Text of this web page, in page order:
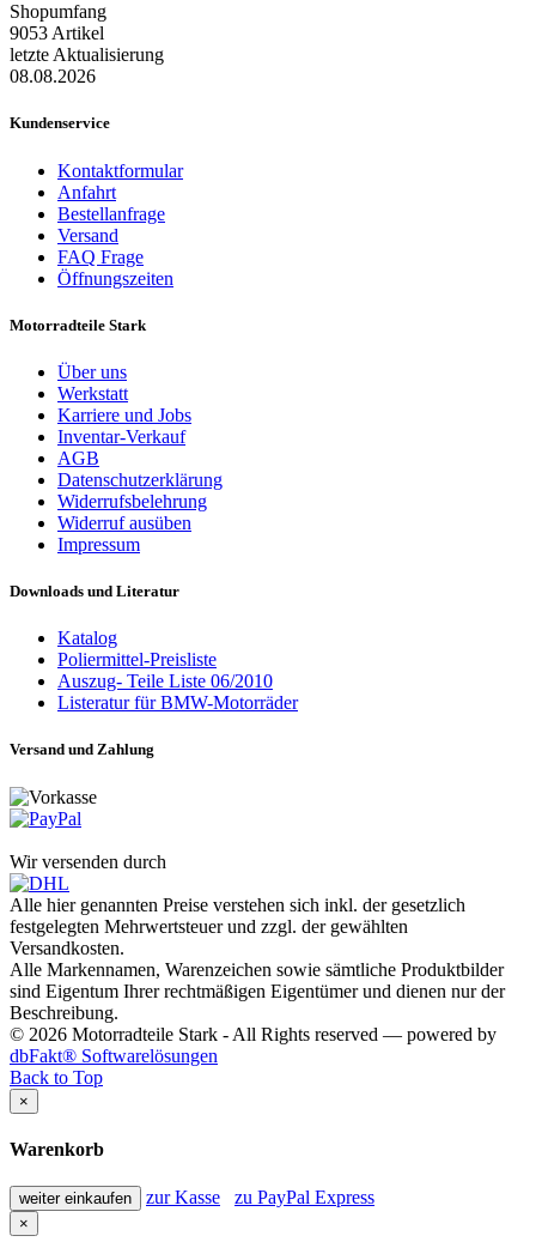
Shopumfang
9053 Artikel
letzte Aktualisierung
08.08.2026
Kundenservice
Kontaktformular
Anfahrt
Bestellanfrage
Versand
FAQ Frage
Öffnungszeiten
Motorradteile Stark
Über uns
Werkstatt
Karriere und Jobs
Inventar-Verkauf
AGB
Datenschutzerklärung
Widerrufsbelehrung
Widerruf ausüben
Impressum
Downloads und Literatur
Katalog
Poliermittel-Preisliste
Auszug- Teile Liste 06/2010
Listeratur für BMW-Motorräder
Versand und Zahlung
Wir versenden durch
Alle hier genannten Preise verstehen sich inkl. der gesetzlich
festgelegten Mehrwertsteuer und zzgl. der gewählten
Versandkosten.
Alle Markennamen, Warenzeichen sowie sämtliche Produktbilder
sind Eigentum Ihrer rechtmäßigen Eigentümer und dienen nur der
Beschreibung.
© 2026 Motorradteile Stark - All Rights reserved — powered by
dbFakt® Softwarelösungen
Back to Top
×
Warenkorb
weiter einkaufen zur Kasse zu PayPal Express
×